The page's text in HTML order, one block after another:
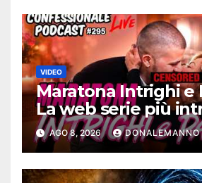
VIDEO
Maratona Intrighi e
La web serie più
d’Italia |
AGO 8, 2026 DONALEMANNO